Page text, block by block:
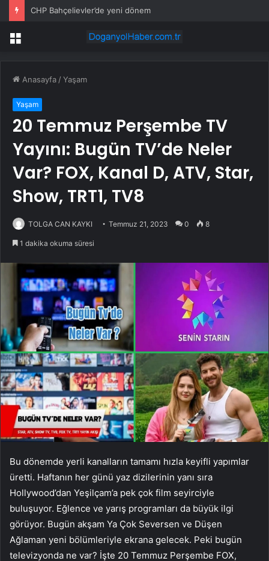
CHP Bahçelievler’de yeni dönem
Menü
Anasayfa /Yaşam
Yaşam
20 Temmuz Perşembe TV
Yayını: Bugün TV’de Neler
Var? FOX, Kanal D, ATV, Star,
Show, TRT1, TV8
TOLGA CAN KAYKI Temmuz 21, 2023 0 8
1 dakika okuma süresi
Bu dönemde yerli kanalların tamamı hızla keyifli yapımlar
üretti. Haftanın her günü yaz dizilerinin yanı sıra
Hollywood’dan Yeşilçam’a pek çok film seyirciyle
buluşuyor. Eğlence ve yarış programları da büyük ilgi
görüyor. Bugün akşam Ya Çok Seversen ve Düşen
Ağlaman yeni bölümleriyle ekrana gelecek. Peki bugün
televizyonda ne var? İşte 20 Temmuz Perşembe FOX,